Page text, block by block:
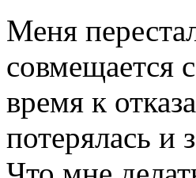
Меня
совмещается
время к
потерялась и